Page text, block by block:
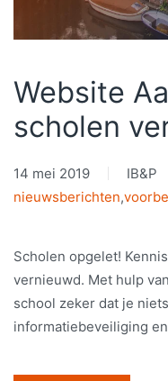
Website
scholen
14 mei 2019
IB&P
nieuwsberichten,
Scholen opgelet!
vernieuwd. Met hulp
school zeker dat je
informatiebeveiliging